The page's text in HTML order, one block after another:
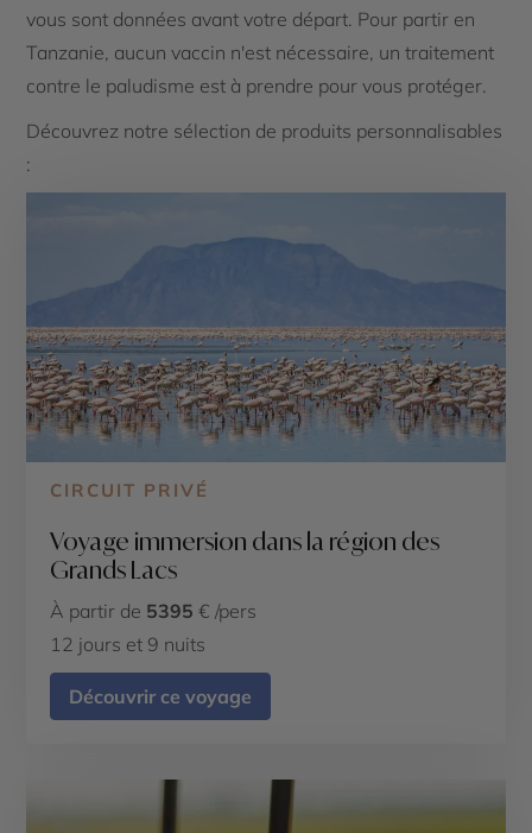
vous sont données avant votre départ. Pour partir en
Tanzanie, aucun vaccin n'est nécessaire, un traitement
contre le paludisme est à prendre pour vous protéger.
Découvrez notre sélection de produits personnalisables
:
CIRCUIT PRIVÉ
Voyage immersion dans la région des
Grands Lacs
À partir de 5395 € /pers
12 jours et 9 nuits
Découvrir ce voyage